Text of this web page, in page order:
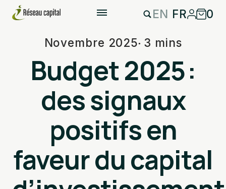
EN FR 0
Novembre 2025 3 mins
Budget 2025 :
des signaux
positifs en
faveur du capital